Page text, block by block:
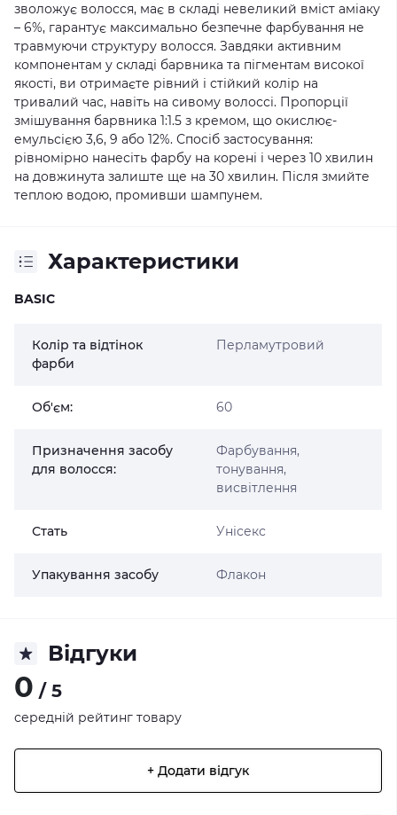
зволожує волосся, має в складі невеликий вміст аміаку
– 6%, гарантує максимально безпечне фарбування не
травмуючи структуру волосся. Завдяки активним
компонентам у складі барвника та пігментам високої
якості, ви отримаєте рівний і стійкий колір на
тривалий час, навіть на сивому волоссі. Пропорції
змішування барвника 1:1.5 з кремом, що окислює-
емульсією 3,6, 9 або 12%. Спосіб застосування:
рівномірно нанесіть фарбу на корені і через 10 хвилин
на довжинута залиште ще на 30 хвилин. Після змийте
теплою водою, промивши шампунем.
Характеристики
BASIC
Колір та відтінок
фарби
Перламутровий
Об'єм: 60
Призначення засобу
для волосся:
Фарбування,
тонування,
висвітлення
Стать Унісекс
Упакування засобу Флакон
Відгуки
0 / 5
середній рейтинг товару
+ Додати відгук